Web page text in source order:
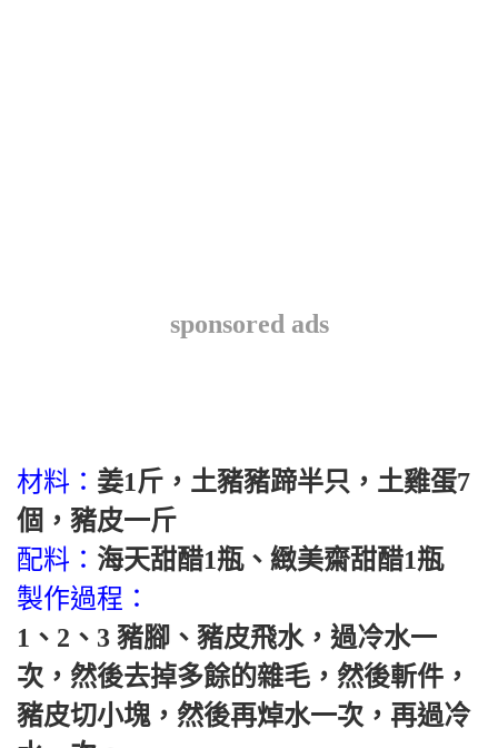
sponsored ads
材料： 姜1斤，土豬豬蹄半只，土雞蛋7
個，豬皮一斤
配料： 海天甜醋1瓶、緻美齋甜醋1瓶
製作過程：
1、2、3 豬腳、豬皮飛水，過冷水一
次，然後去掉多餘的雜毛，然後斬件，
豬皮切小塊，然後再焯水一次，再過冷